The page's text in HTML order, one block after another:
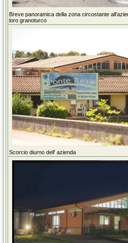
Breve panoramica della zona circostante
loro granoturco
Scorcio diurno dell' azienda